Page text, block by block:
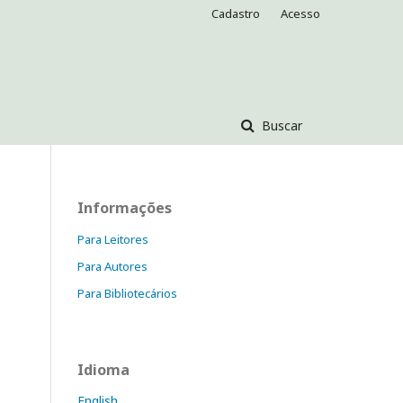
Buscar
Cadastro Acesso
Informações
Para Leitores
Para Autores
Para Bibliotecários
Idioma